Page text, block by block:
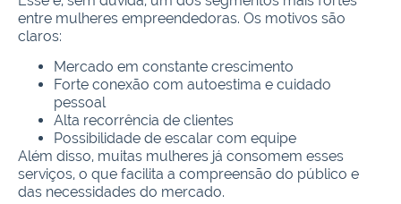
entre mulheres empreendedoras. Os motivos são
claros:
Mercado em constante crescimento
Forte conexão com autoestima e cuidado
pessoal
Alta recorrência de clientes
Possibilidade de escalar com equipe
Além disso, muitas mulheres já consomem esses
serviços, o que facilita a compreensão do público e
das necessidades do mercado.